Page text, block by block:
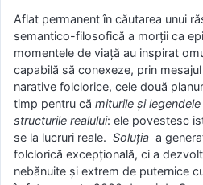
Aflat permanent în căutarea unui
semantico-filosofică a morții ca
momentele de viață au inspirat
capabilă să conexeze, prin
narative folclorice, cele două
timp pentru că miturile și
structurile realului: ele povestesc
se la lucruri reale. Soluția a
folclorică excepțională, ci a
nebănuite și extrem de puternice